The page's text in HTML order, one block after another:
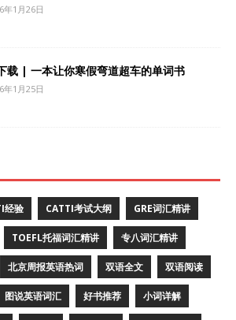
年1月26日
载 | 一本让你寒假弯道超车的单词书
年1月25日
经验 CATTI考试大纲 GRE词汇精讲
TOEFL托福词汇精讲 专八词汇精讲
北京周报英语热词 双语全文 双语阅读
图说英语词汇 好书推荐 小词详解